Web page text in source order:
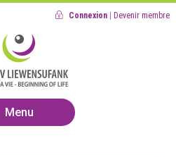
Connexion Devenir membre
Menu